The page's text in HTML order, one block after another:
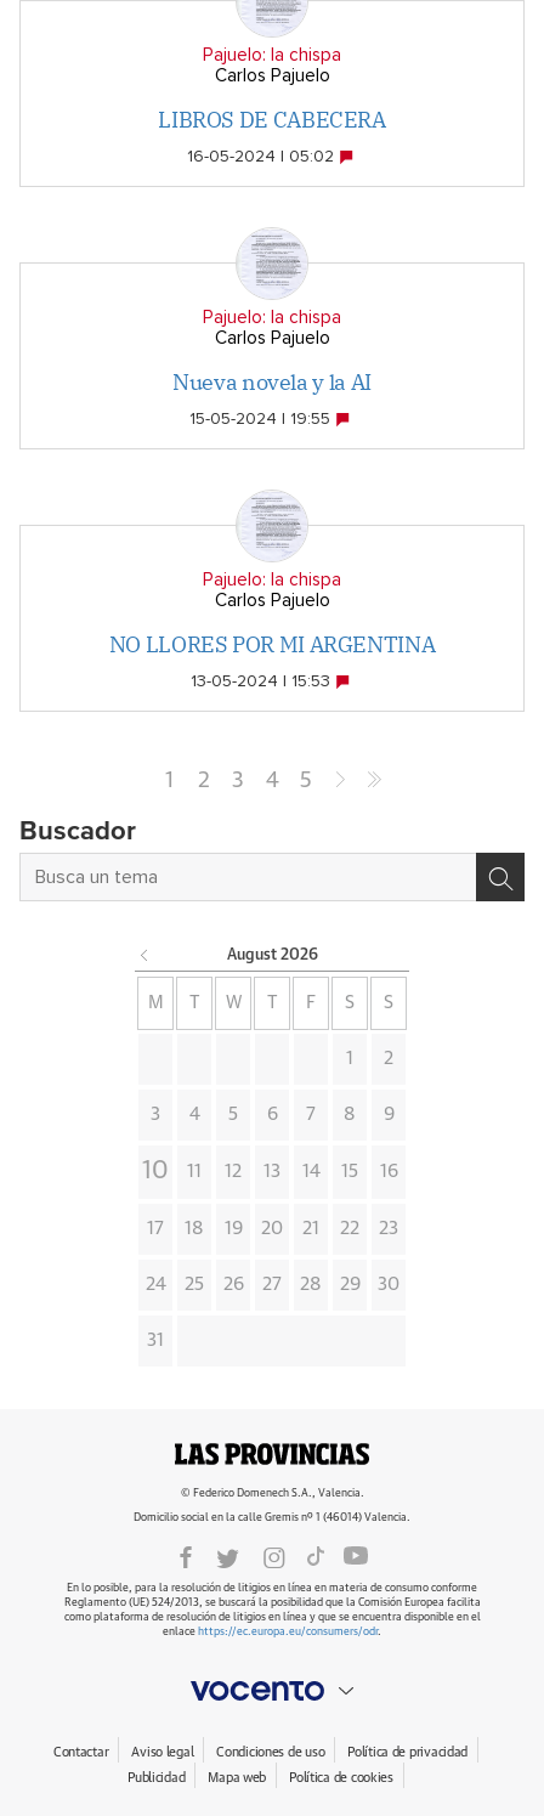
Pajuelo: la chispa
Carlos Pajuelo
LIBROS DE CABECERA
16-05-2024 | 05:02
Pajuelo: la chispa
Carlos Pajuelo
Nueva novela y la AI
15-05-2024 | 19:55
Pajuelo: la chispa
Carlos Pajuelo
NO LLORES POR MI ARGENTINA
13-05-2024 | 15:53
1 2 3 4 5
Buscador
August 2026
M W F S S
1 2
3 4 5 6 7 8 9
10 11 12 13 14 15 16
17 18 19 20 21 22 23
24 25 26 27 28 29 30
31
© Federico Domenech S.A., Valencia.
Domicilio social en la calle Gremis nº 1 (46014) Valencia.
En lo posible, para la resolución de litigios en línea en materia de consumo conforme
Reglamento (UE) 524/2013, se buscará la posibilidad que la Comisión Europea facilita
como plataforma de resolución de litigios en línea y que se encuentra disponible en el
enlace https://ec.europa.eu/consumers/odr.
Contactar Aviso legal Condiciones de uso
Política de privacidad
Publicidad
Mapa web Política de cookies